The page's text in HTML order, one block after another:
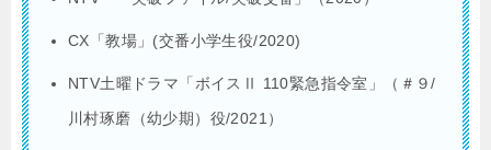
CX「教場」(交番小学生役/2020)
NTV土曜ドラマ「ボイスⅡ 110緊急指令室」（＃９/
川村琢磨（幼少期）役/2021）